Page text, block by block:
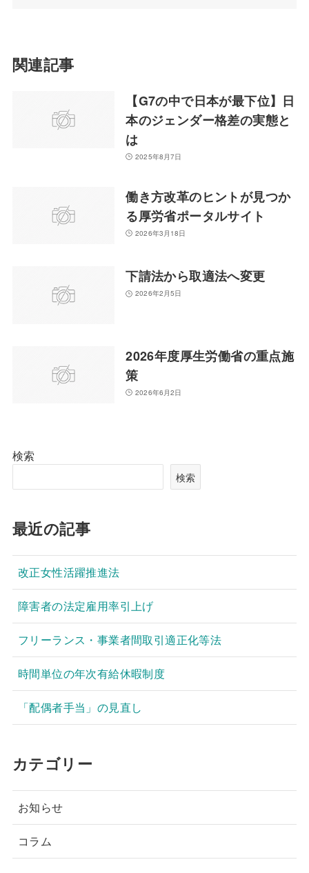
関連記事
【G7の中で日本が最下位】日
本のジェンダー格差の実態と
は
2025年8月7日
働き方改革のヒントが見つか
る厚労省ポータルサイト
2026年3月18日
下請法から取適法へ変更
2026年2月5日
2026年度厚生労働省の重点施
策
2026年6月2日
検索
検索
最近の記事
改正女性活躍推進法
障害者の法定雇用率引上げ
フリーランス・事業者間取引適正化等法
時間単位の年次有給休暇制度
「配偶者手当」の見直し
カテゴリー
お知らせ
コラム